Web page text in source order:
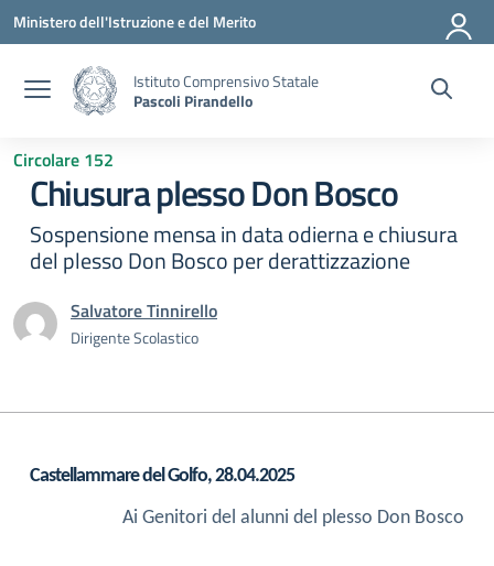
Vai ai contenuti
Vai al menu di navigazione
Vai al footer
Ministero dell'Istruzione e del Merito
Istituto Comprensivo Statale
Pascoli Pirandello
Circolare 152
Chiusura plesso Don Bosco
Sospensione mensa in data odierna e chiusura
del plesso Don Bosco per derattizzazione
Salvatore Tinnirello
Dirigente Scolastico
Castellammare del Golfo,28.04.2025
Ai Genitori del alunni del plesso Don Bosco